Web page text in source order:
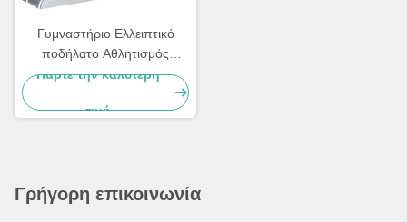
Γυμναστήριο Ελλειπτικό
ποδήλατο Αθλητισμός
εσωτερικό Μαγνητικό
Ελλειπτικό Cross Trainer
Πάρτε την καλύτερη
τιμή
Γρήγορη επικοινωνία